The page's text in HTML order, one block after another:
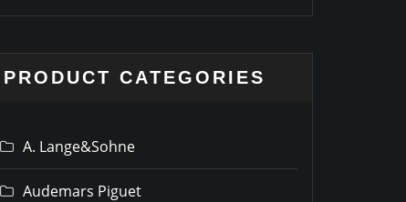
PRODUCT CATEGORIES
A. Lange&Sohne
Audemars Piguet